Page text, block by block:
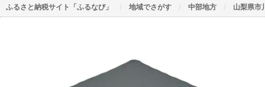
ふるさと納税サイト「ふるなび」 地域でさがす 中部地方 山梨県市